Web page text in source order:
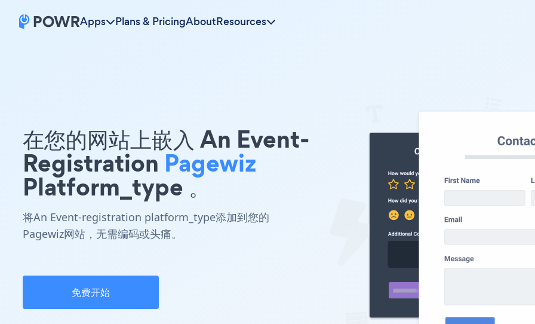
Apps Plans & PricingAboutResources
在您的网站上嵌入 An Event-
Registration Pagewiz
Platform_type 。
将An Event-registration platform_type添加到您的
Pagewiz网站，无需编码或头痛。
免费开始